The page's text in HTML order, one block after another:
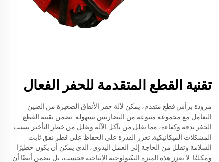
تقنية القطع المتقدمة للحفر الفعال
مزودة برأس قطع متقدم، يمكن لآلة حفر الأنفاق الصغيرة من الصين
التعامل مع مجموعة متنوعة من التضاريس بسهولة. تضمن تقنية القطع
الحفر بدقة وكفاءة، مما يقلل من تآكل الآلة ويقلل من خطر التأخير بسبب
المشكلات الميكانيكية. تعزز القدرة على الحفاظ على قطر نفق ثابت
السلامة وتقلل من الحاجة إلى العمل اليدوي، الذي يمكن أن يكون خطيرًا
ومكلفًا. لا تعزز هذه الميزة التكنولوجية الإنتاجية فحسب، بل تضمن أيضًا أن